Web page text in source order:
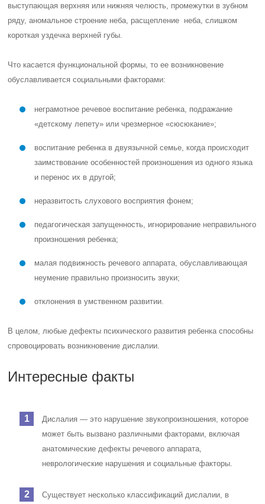
выступающая верхняя или нижняя челюсть, промежутки в зубном
ряду, аномальное строение неба, расщепление неба, слишком
короткая уздечка верхней губы.
Что касается функциональной формы, то ее возникновение
обуславливается социальными факторами:
неграмотное речевое воспитание ребенка, подражание
«детскому лепету» или чрезмерное «сюсюкание»;
воспитание ребенка в двуязычной семье, когда происходит
заимствование особенностей произношения из одного языка
и перенос их в другой;
неразвитость слухового восприятия фонем;
педагогическая запущенность, игнорирование неправильного
произношения ребенка;
малая подвижность речевого аппарата, обуславливающая
неумение правильно произносить звуки;
отклонения в умственном развитии.
В целом, любые дефекты психического развития ребенка способны
спровоцировать возникновение дислалии.
Интересные факты
Дислалия — это нарушение звукопроизношения, которое
может быть вызвано различными факторами, включая
анатомические дефекты речевого аппарата,
неврологические нарушения и социальные факторы.
Существует несколько классификаций дислалии, в